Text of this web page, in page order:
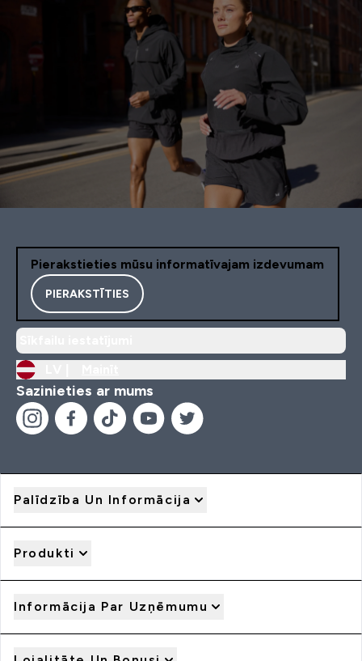
Pierakstieties mūsu informatīvajam izdevumam
PIERAKSTĪTIES
Sazinieties ar mums
Palīdzība Un Informācija
Produkti
Informācija Par Uzņēmumu